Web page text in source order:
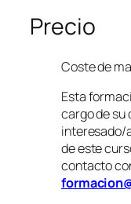
Precio
Coste de
Esta
cargo de su
interesado/
de este
contacto